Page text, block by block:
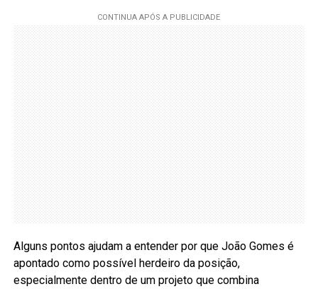
Alguns pontos ajudam a entender por que João Gomes é
apontado como possível herdeiro da posição,
especialmente dentro de um projeto que combina